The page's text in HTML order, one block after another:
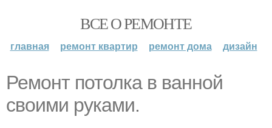
ВСЕ О РЕМОНТЕ
главная ремонт квартир ремонт дома дизайн
Ремонт потолка в ванной
своими руками.